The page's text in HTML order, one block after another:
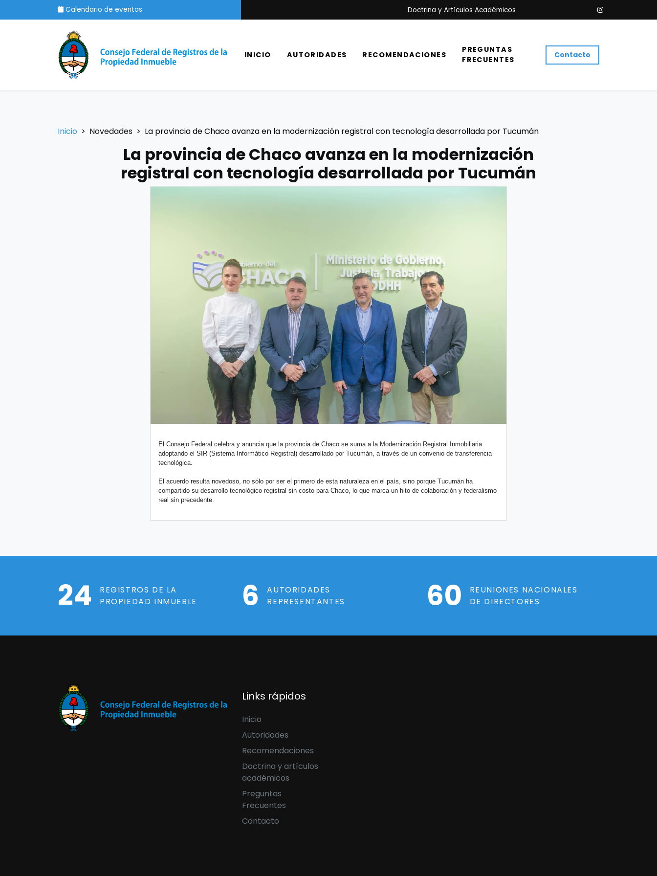
Calendario de eventos Doctrina y Artículos Académicos
INICIO AUTORIDADES RECOMENDACIONES
PREGUNTAS
FRECUENTES
Contacto
Inicio Novedades La provincia de Chaco avanza en la modernización registral con tecnología desarrollada por Tucumán
La provincia de Chaco avanza en la modernización
registral con tecnología desarrollada por Tucumán
El Consejo Federal celebra y anuncia que la provincia de Chaco se suma a la Modernización Registral Inmobiliaria
adoptando el SIR (Sistema Informático Registral) desarrollado por Tucumán, a través de un convenio de transferencia
tecnológica.
El acuerdo resulta novedoso, no sólo por ser el primero de esta naturaleza en el país, sino porque Tucumán ha
compartido su desarrollo tecnológico registral sin costo para Chaco, lo que marca un hito de colaboración y federalismo
real sin precedente.
24
REGISTROS DE LA
PROPIEDAD INMUEBLE
6
AUTORIDADES
REPRESENTANTES
60
REUNIONES NACIONALES
DE DIRECTORES
Links rápidos
Inicio
Autoridades
Recomendaciones
Doctrina y artículos
académicos
Preguntas
Frecuentes
Contacto